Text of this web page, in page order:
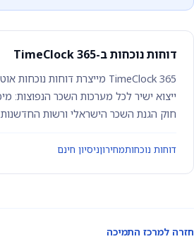
דוחות נוכחות ב-TimeClock 365
חוק הגנת השכר הישראלי ורשות החדשנות.
דוחות נוכחותמחירוןניסיון חינם
חזרה למרכז התמיכה